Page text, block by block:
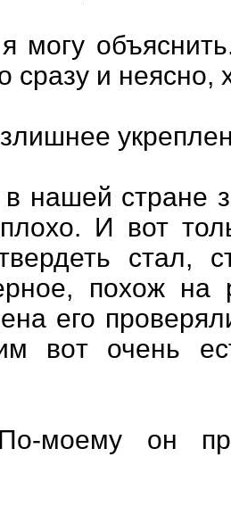
могу
сразу и
в нашей стране
И вот
стал,
похож на
его
вот очень
моему он